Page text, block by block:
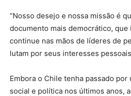
“Nosso desejo e nossa missão é
documento mais democrático,
continue nas mãos de líderes de
lutam por seus interesses
Embora o Chile tenha passado
social e política nos últimos anos,